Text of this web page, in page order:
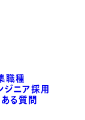
職種
ジニア採用
ある質問